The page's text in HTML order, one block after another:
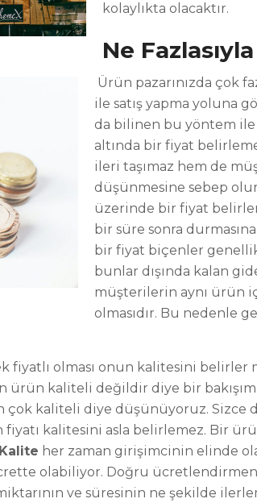
kolaylıkta olacaktır.
Ne
Ürün pazarınızda çok
ile satış yapma yoluna
da bilinen bu yöntem ile
altında bir fiyat
ileri taşımaz hem de
düşünmesine sebep
üzerinde bir fiyat
bir süre sonra
bir fiyat biçenler
bunlar dışında kalan
müşterilerin aynı ürün
olmasıdır. Bu nedenle
fiyatlı olması onun kalitesini
ürün kaliteli değildir diye bir
kaliteli diye düşünüyoruz. Sizce
kalitesini asla belirlemez. Bir
Kalite her zaman girişimcinin elinde
olabiliyor. Doğru
ve süresinin ne şekilde